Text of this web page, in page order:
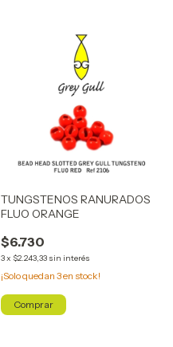
TUNGSTENOS RANURADOS
FLUO ORANGE
$6.730
3x $2.243,33 sin interés
¡Solo quedan 3en stock!
Comprar